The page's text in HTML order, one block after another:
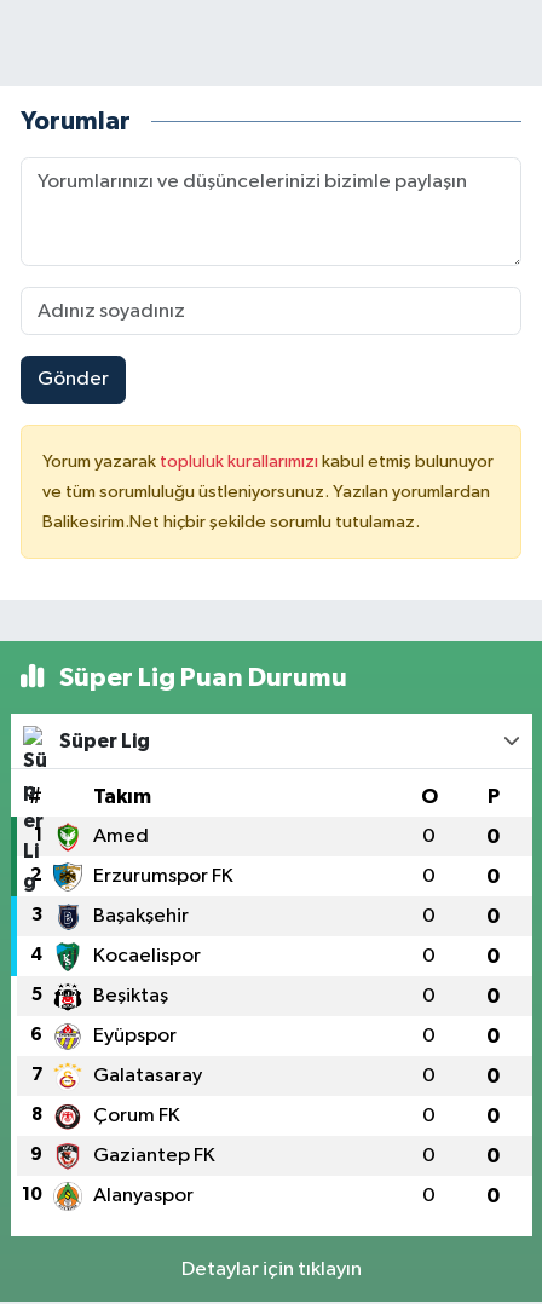
Yorumlar
Gönder
Yorum yazarak topluluk kurallarımızı kabul etmiş bulunuyor
ve tüm sorumluluğu üstleniyorsunuz. Yazılan yorumlardan
Balikesirim.Net hiçbir şekilde sorumlu tutulamaz.
Süper Lig Puan Durumu
Süper Lig
# Takım O P
1 Amed 0 0
2 Erzurumspor FK 0 0
3 Başakşehir 0 0
4 Kocaelispor 0 0
5 Beşiktaş 0 0
6 Eyüpspor 0 0
7 Galatasaray 0 0
8 Çorum FK 0 0
9 Gaziantep FK 0 0
10 Alanyaspor 0 0
Detaylar için tıklayın